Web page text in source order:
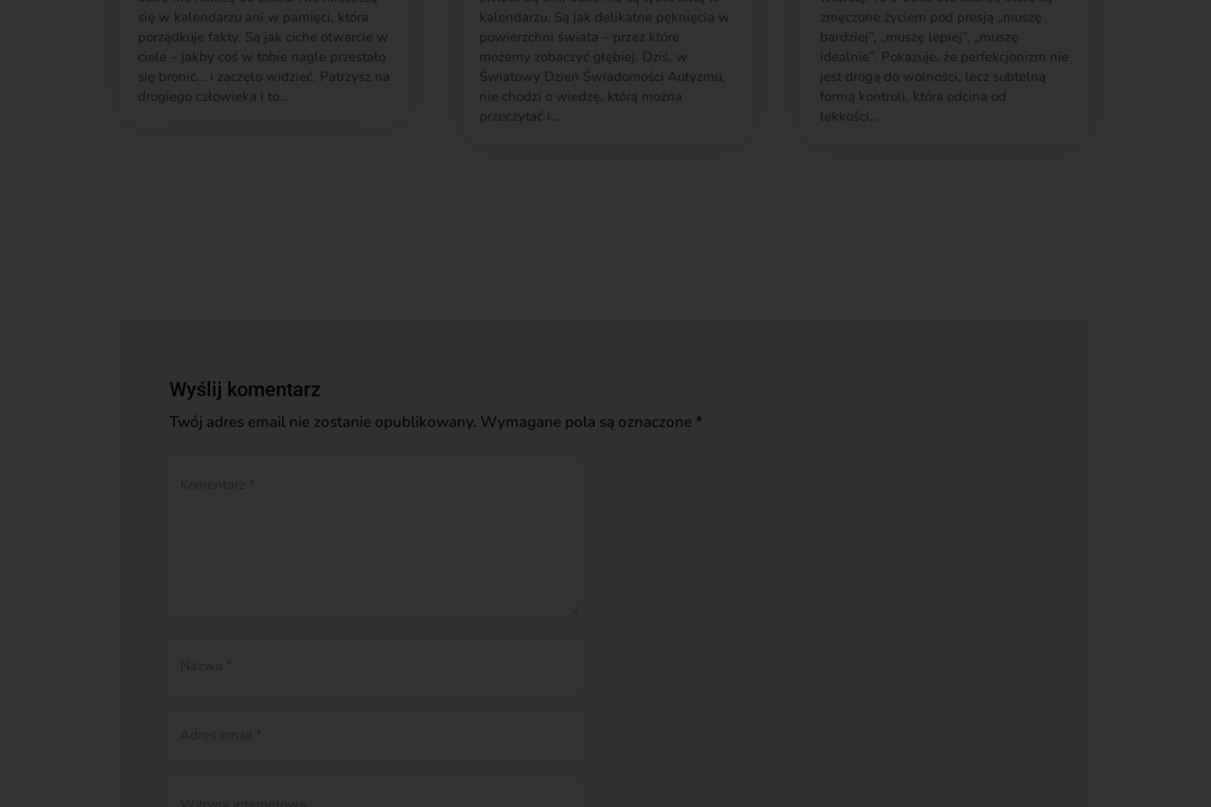
się w kalendarzu ani w pamięci, która
porządkuje fakty. Są jak ciche otwarcie w
ciele – jakby coś w tobie nagle przestało
się bronić… i zaczęło widzieć. Patrzysz na
drugiego człowieka i to...
kalendarzu. Są jak delikatne pęknięcia w
powierzchni świata – przez które
możemy zobaczyć głębiej. Dziś, w
Światowy Dzień Świadomości Autyzmu,
nie chodzi o wiedzę, którą można
przeczytać i...
zmęczone życiem pod presją „muszę
bardziej”, „muszę lepiej”, „muszę
idealnie”. Pokazuje, że perfekcjonizm nie
jest drogą do wolności, lecz subtelną
formą kontroli, która odcina od
lekkości,...
Wyślij komentarz
Twój adres email nie zostanie opublikowany. Wymagane pola są oznaczone *